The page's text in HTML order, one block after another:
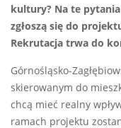
kultury? Na te
zgłoszą się do
Rekrutacja trwa do
Górnośląsko-
skierowanym do
chcą mieć realny
ramach projektu